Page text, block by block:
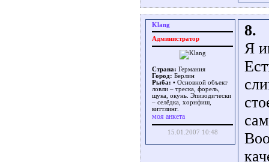
Klang
Администратор
Страна: Германия
Город: Берлин
Рыба: • Основной объект
ловли – треска, форель,
щука, окунь. Эпизодически
– селёдка, хорнфиш,
виттлинг.
моя анкета
15.01.2007 10:48
8.
Я